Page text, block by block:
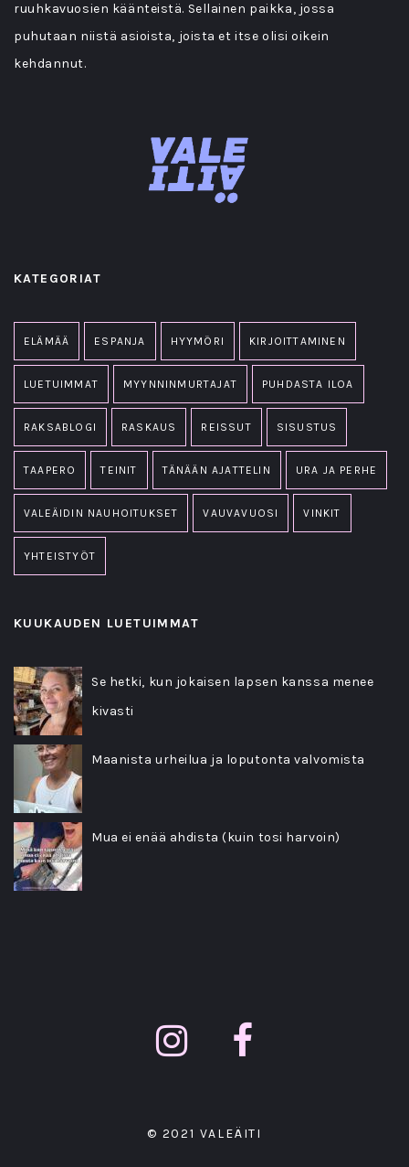
ruuhkavuosien käänteistä. Sellainen paikka, jossa
puhutaan niistä asioista, joista et itse olisi oikein
kehdannut.
KATEGORIAT
ELÄMÄÄ ESPANJA HYYMÖRI KIRJOITTAMINEN
LUETUIMMAT MYYNNINMURTAJAT PUHDASTA ILOA
RAKSABLOGI RASKAUS REISSUT SISUSTUS
TAAPERO TEINIT TÄNÄÄN AJATTELIN URA JA PERHE
VALEÄIDIN NAUHOITUKSET VAUVAVUOSI VINKIT
YHTEISTYÖT
KUUKAUDEN LUETUIMMAT
Se hetki, kun jokaisen lapsen kanssa menee
kivasti
Maanista urheilua ja loputonta valvomista
Mua ei enää ahdista (kuin tosi harvoin)
© 2021 VALEÄITI